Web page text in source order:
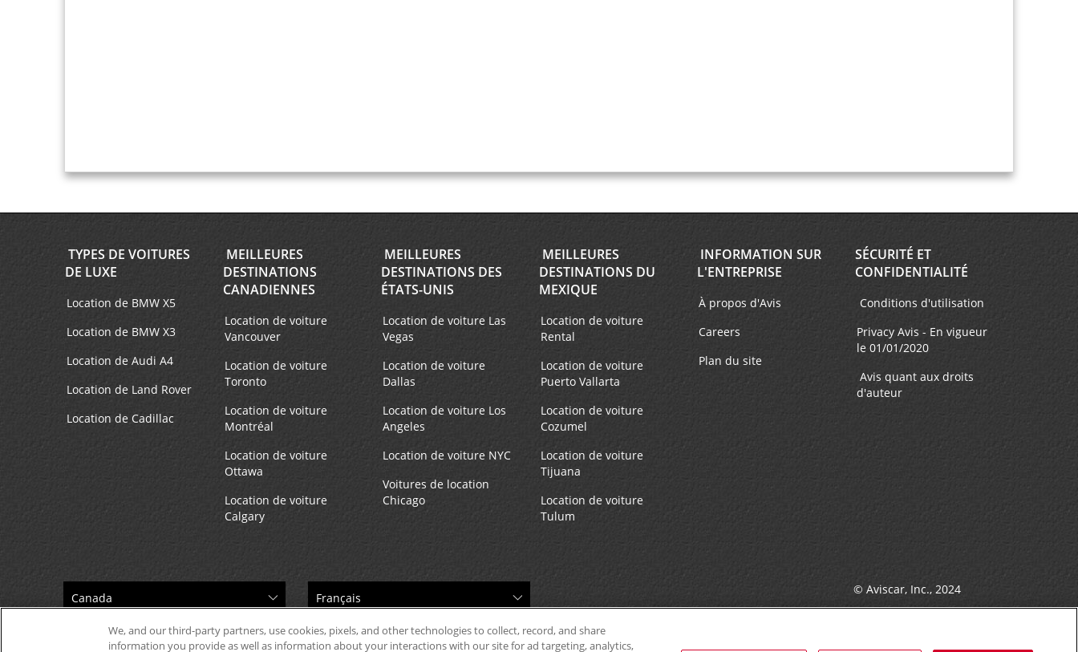
TYPES DE VOITURES
DE LUXE
Location de BMW X5
Location de BMW X3
Location de Audi A4
Location de Land Rover
Location de Cadillac
MEILLEURES
DESTINATIONS
CANADIENNES
Location de voiture
Vancouver
Location de voiture
Toronto
Location de voiture
Montréal
Location de voiture
Ottawa
Location de voiture
Calgary
MEILLEURES
DESTINATIONS DES
ÉTATS-UNIS
Location de voiture Las
Vegas
Location de voiture
Dallas
Location de voiture Los
Angeles
Location de voiture NYC
Voitures de location
Chicago
MEILLEURES
DESTINATIONS DU
MEXIQUE
Location de voiture
Rental
Location de voiture
Puerto Vallarta
Location de voiture
Cozumel
Location de voiture
Tijuana
Location de voiture
Tulum
INFORMATION SUR
L'ENTREPRISE
À propos d'Avis
Careers
Plan du site
SÉCURITÉ ET
CONFIDENTIALITÉ
Conditions d'utilisation
Privacy Avis - En vigueur
le 01/01/2020
Avis quant aux droits
d'auteur
© Aviscar, Inc., 2024
We, and our third-party partners, use cookies, pixels, and other technologies to collect, record, and share
information you provide as well as information about your interactions with our site for ad targeting, analytics,